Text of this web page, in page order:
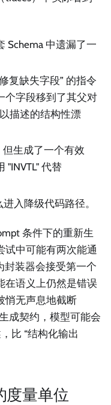
Schema 中遗漏了一
复缺失字段” 的指令
个字段移到了其父对
描述的结构性漂
生成了一个有效
"INVTL" 代替
入降级代码路径。
条件下的重新生
试中可能有两次能通
封装器会接受第一个
在语义上仍然是错误
悄无声息地截断
成契约，模型可能会
比 “结构化输出
度量单位